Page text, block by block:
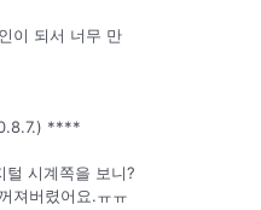
이 되서 너무 만
****
털 시계쪽을 보니?
져버렸어요.ㅠㅠ